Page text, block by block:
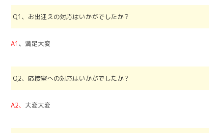
Q1、お出迎えの対応はいかがでしたか？
A1 、満足大変
Q2、応接室への対応はいかがでしたか？
A2、 大変大変